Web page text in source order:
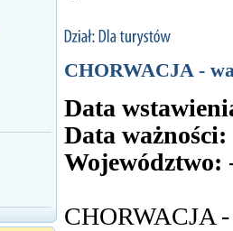
CHORWACJA -
Data
Data ważności:
Województwo:
CHORWACJA